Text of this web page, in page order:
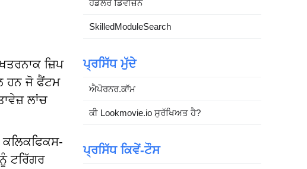
ਜ਼ਿਪ
ਹਨ ਜੋ ਫੈਂਟਮ
ਲਾਂਚ
ਟਰਿੱਗਰ
ਹੈਂਡਲਰ ਡਿਵੀਜ਼ਨ
SkilledModuleSearch
ਪ੍ਰਸਿੱਧ ਮੁੱਦੇ
ਐਪੋਰਨਰ.ਕਾੱਮ
ਕੀ Lookmovie.io ਸੁਰੱਖਿਅਤ ਹੈ?
ਪ੍ਰਸਿੱਧ ਕਿਵੇਂ-ਟੌਸ